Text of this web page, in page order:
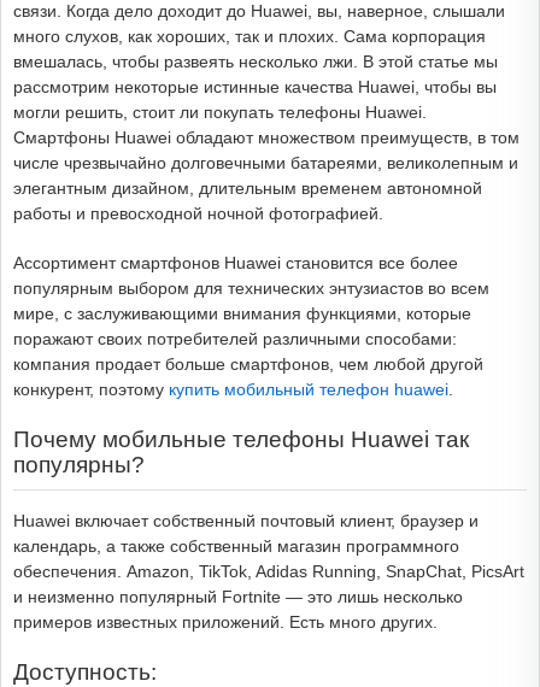
связи. Когда дело доходит до Huawei, вы, наверное, слышали
много слухов, как хороших, так и плохих. Сама корпорация
вмешалась, чтобы развеять несколько лжи. В этой статье мы
рассмотрим некоторые истинные качества Huawei, чтобы вы
могли решить, стоит ли покупать телефоны Huawei.
Смартфоны Huawei обладают множеством преимуществ, в том
числе чрезвычайно долговечными батареями, великолепным и
элегантным дизайном, длительным временем автономной
работы и превосходной ночной фотографией.
Ассортимент смартфонов Huawei становится все более
популярным выбором для технических энтузиастов во всем
мире, с заслуживающими внимания функциями, которые
поражают своих потребителей различными способами:
компания продает больше смартфонов, чем любой другой
конкурент, поэтому купить мобильный телефон huawei
Почему мобильные телефоны Huawei так
популярны?
Huawei включает собственный почтовый клиент, браузер и
календарь, а также собственный магазин программного
обеспечения. Amazon, TikTok, Adidas Running, SnapChat, PicsArt
и неизменно популярный Fortnite — это лишь несколько
примеров известных приложений. Есть много других.
Доступность: